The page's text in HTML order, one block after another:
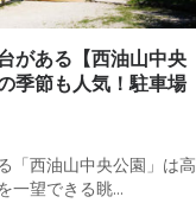
がある【西油山中央
季節も人気！駐車場
「西油山中央公園」は高
一望できる眺...